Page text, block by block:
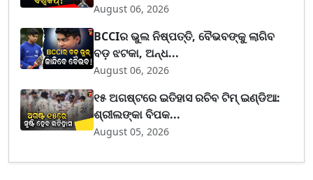
August 06, 2026
BCCIର ଭୁଲ ନିଷ୍ପତ୍ତି, ବୈଭବଙ୍କୁ ଲାଗିବ
ବଡ଼ ଝଟକା, ଅନ୍ଧ...
August 06, 2026
୧୫ ଅଗଷ୍ଟରେ ଇତିହାସ ରଚିବ ଟିମ୍ ଇଣ୍ଡିଆ:
ଶ୍ରୀଲଙ୍କା ବିପକ...
August 05, 2026